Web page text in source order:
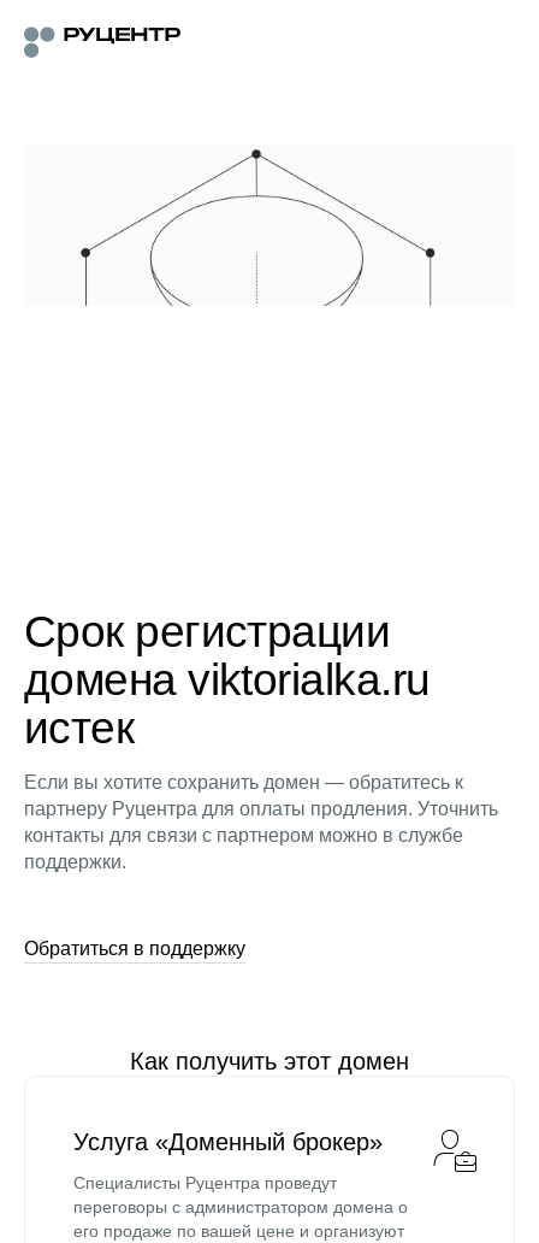
Срок регистрации
домена viktorialka.ru
истек
Если вы хотите сохранить домен — обратитесь к
партнеру Руцентра для оплаты продления. Уточнить
контакты для связи с партнером можно в службе
поддержки.
Обратиться в поддержку
Как получить этот домен
Услуга «Доменный брокер»
Специалисты Руцентра проведут
переговоры с администратором домена о
его продаже по вашей цене и организуют